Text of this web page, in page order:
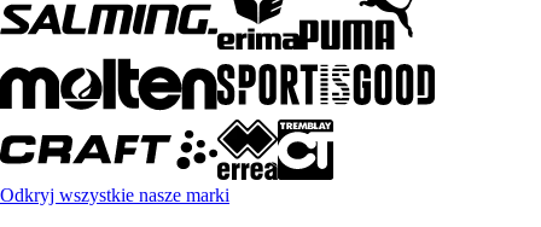
Odkryj wszystkie nasze marki